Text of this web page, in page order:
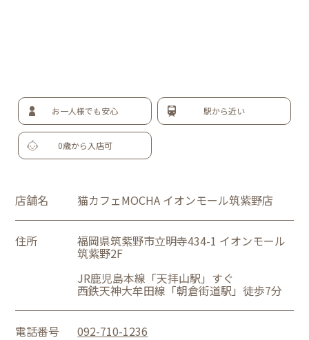
お一人様でも安心 駅から近い
0歳から入店可
店舗名 猫カフェMOCHA イオンモール筑紫野店
住所 福岡県筑紫野市立明寺434-1 イオンモール
筑紫野2F
JR鹿児島本線「天拝山駅」すぐ
西鉄天神大牟田線「朝倉街道駅」徒歩7分
電話番号 092-710-1236